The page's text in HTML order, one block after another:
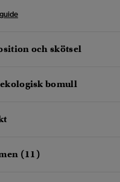
och skötsel
ekologisk bomull
(11)